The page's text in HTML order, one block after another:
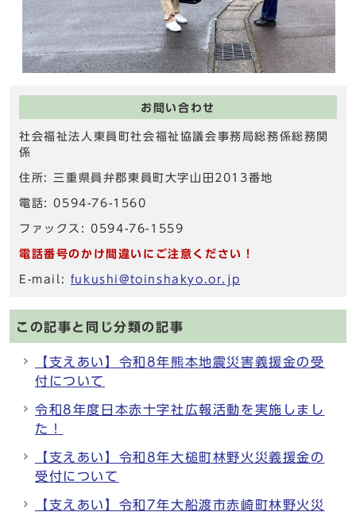
お問い合わせ
社会福祉法人東員町社会福祉協議会事務局総務係総務関
係
住所: 三重県員弁郡東員町大字山田2013番地
電話: 0594-76-1560
ファックス: 0594-76-1559
電話番号のかけ間違いにご注意ください！
E-mail: fukushi@toinshakyo.or.jp
この記事と同じ分類の記事
【支えあい】令和8年熊本地震災害義援金の受
付について
令和8年度日本赤十字社広報活動を実施しまし
た！
【支えあい】令和8年大槌町林野火災義援金の
受付について
【支えあい】令和7年大船渡市赤崎町林野火災